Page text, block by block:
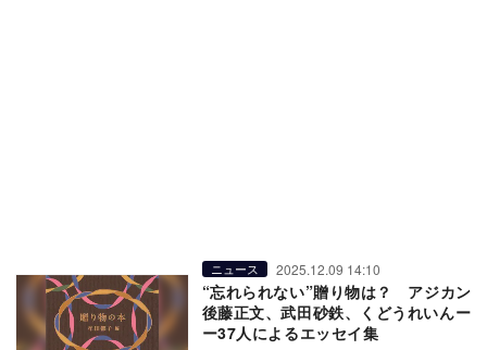
ニュース 2025.12.09 14:10
“忘れられない”贈り物は？ アジカン
後藤正文、武田砂鉄、くどうれいんー
ー37人によるエッセイ集